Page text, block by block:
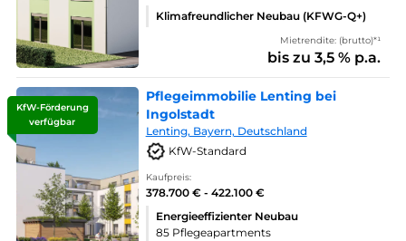
Klimafreundlicher Neubau (KFWG-Q+)
Mietrendite: (brutto)*¹
bis zu 3,5 % p.a.
KfW-Förderung
verfügbar
Pflegeimmobilie Lenting bei
Ingolstadt
Lenting, Bayern, Deutschland
KfW-Standard
Kaufpreis:
378.700 € - 422.100 €
Energieeffizienter Neubau
85 Pflegeapartments